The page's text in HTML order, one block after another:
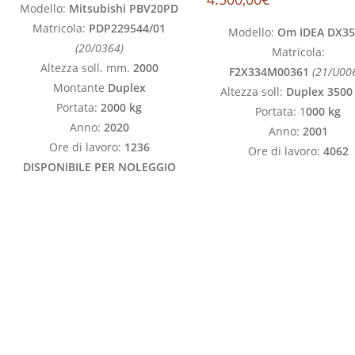
Modello: Mitsubishi PBV20PD
Matricola: PDP229544/01
(20/0364)
Altezza soll. mm. 2000
Montante Duplex
Portata:2000 kg
Anno: 2020
Ore di lavoro: 1236
DISPONIBILE PER NOLEGGIO
Modello: Om IDEA
Matricola:
F2X334M00361 (21/
Altezza soll: Duplex
Portata: 1000 kg
Anno: 2001
Ore di lavoro: 4062